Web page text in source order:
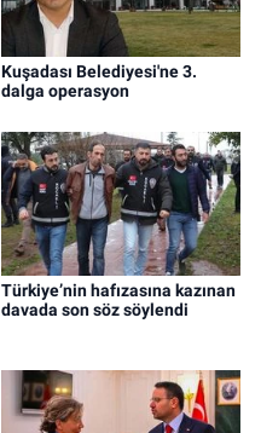
Kuşadası Belediyesi'ne 3.
dalga operasyon
Türkiye’nin hafızasına kazınan
davada son söz söylendi